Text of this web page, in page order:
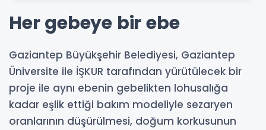
Her gebeye bir ebe
Gaziantep Büyükşehir Belediyesi, Gaziantep
Üniversite ile İŞKUR tarafından yürütülecek bir
proje ile aynı ebenin gebelikten lohusalığa
kadar eşlik ettiği bakım modeliyle sezaryen
oranlarının düşürülmesi, doğum korkusunun